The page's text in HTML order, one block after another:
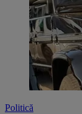
Politică